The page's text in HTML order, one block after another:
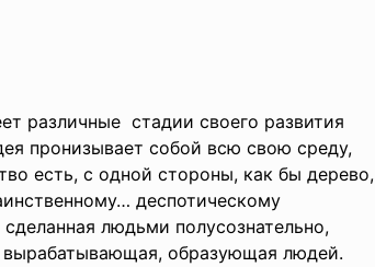
различные стадии своего развития
пронизывает собой всю свою среду,
есть, с одной стороны, как бы дерево,
деспотическому
людьми полусознательно,
образующая людей.